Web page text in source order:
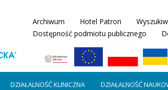
Archiwum Hotel Patron
Dostępność podmiotu publicznego
DZIAŁALNOŚĆ KLINICZNA DZIAŁALNOŚĆ